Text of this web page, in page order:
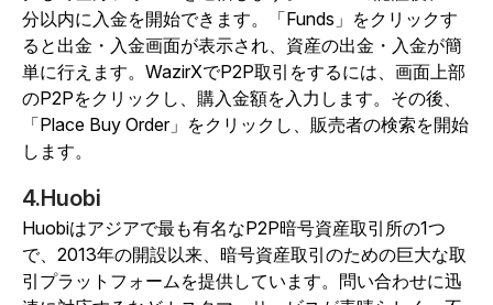
分以内に入金を開始できます。「Funds」をクリックす
ると出金・入金画面が表示され、資産の出金・入金が簡
単に行えます。WazirXでP2P取引をするには、画面上部
のP2Pをクリックし、購入金額を入力します。その後、
「Place Buy Order」をクリックし、販売者の検索を開始
します。
4.Huobi
Huobiはアジアで最も有名なP2P暗号資産取引所の1つ
で、2013年の開設以来、暗号資産取引のための巨大な取
引プラットフォームを提供しています。問い合わせに迅